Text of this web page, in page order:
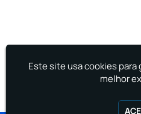
Este site usa cookies
melhor